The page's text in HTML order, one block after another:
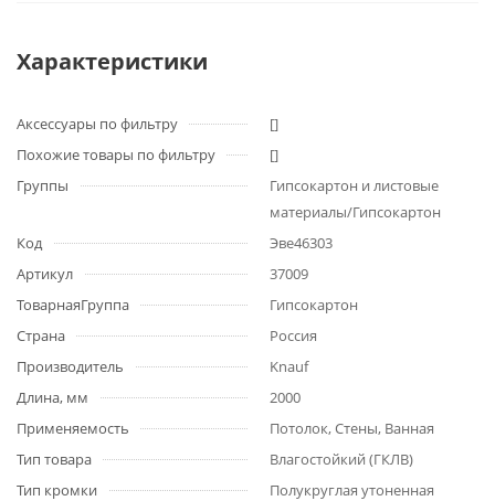
Характеристики
Аксессуары по фильтру
[]
Похожие товары по фильтру
[]
Группы
Гипсокартон и листовые
материалы/Гипсокартон
Код
Эве46303
Артикул
37009
ТоварнаяГруппа
Гипсокартон
Страна
Россия
Производитель
Knauf
Длина, мм
2000
Применяемость
Потолок, Стены, Ванная
Тип товара
Влагостойкий (ГКЛВ)
Тип кромки
Полукруглая утоненная